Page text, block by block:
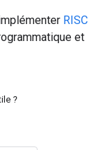
RISC
et
?